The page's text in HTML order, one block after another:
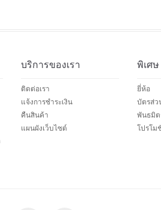
บริการของเรา
ติดต่อเรา
แจ้งการชำระเงิน
คืนสินค้า
แผนผังเว็บไซต์
พิเศษ
ยี่ห้อ
บัตรส่ว
พันธมิต
โปรโม